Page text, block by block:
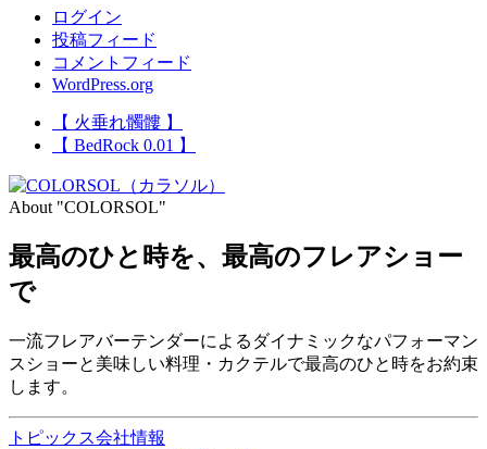
ログイン
投稿フィード
コメントフィード
WordPress.org
【 火垂れ髑髏 】
【 BedRock 0.01 】
About "COLORSOL"
最高のひと時を、 最高のフレアショー
で
一流フレアバーテンダーによるダイナミックなパフォーマン
スショーと美味しい料理・カクテルで最高のひと時をお約束
します。
トピックス会社情報